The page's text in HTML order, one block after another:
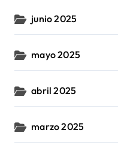
junio 2025
mayo 2025
abril 2025
marzo 2025